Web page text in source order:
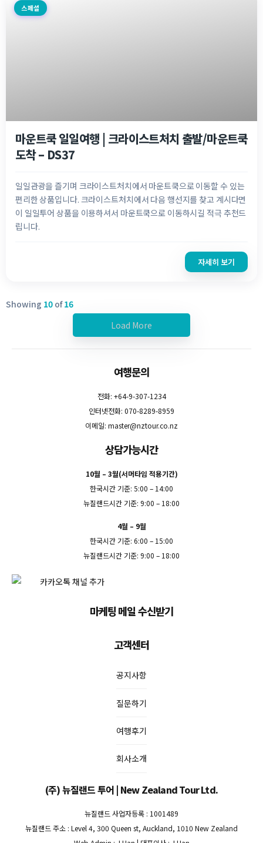
스페셜
마운트쿡 일일여행 | 크라이스트처치 출발/마운트쿡
도착 – DS37
일일관광을 즐기며 크라이스트처치에서 마운트쿡으로 이동할 수 있는
편리한 상품입니다. 크라이스트처치에서 다음 행선지를 찾고 계시다면
이 일일투어 상품을 이용하셔서 마운트쿡으로 이동하시길 적극 추천드
립니다.
자세히 보기
Showing 10 of16
Load More
여행문의
전화: +64-9-307-1234
인터넷전화: 070-8289-8959
이메일: master@nztour.co.nz
상담가능시간
10월 – 3월(서머타임 적용기간)
한국시간 기준: 5:00 – 14:00
뉴질랜드시간 기준: 9:00 – 18:00
4월 – 9월
한국시간 기준: 6:00 – 15:00
뉴질랜드시간 기준: 9:00 – 18:00
마케팅 메일 수신받기
고객센터
공지사항
질문하기
여행후기
회사소개
(주) 뉴질랜드 투어 | New Zealand Tour Ltd.
뉴질랜드 사업자등록 : 1001489
뉴질랜드 주소 : Level 4, 300 Queen st, Auckland, 1010 New Zealand